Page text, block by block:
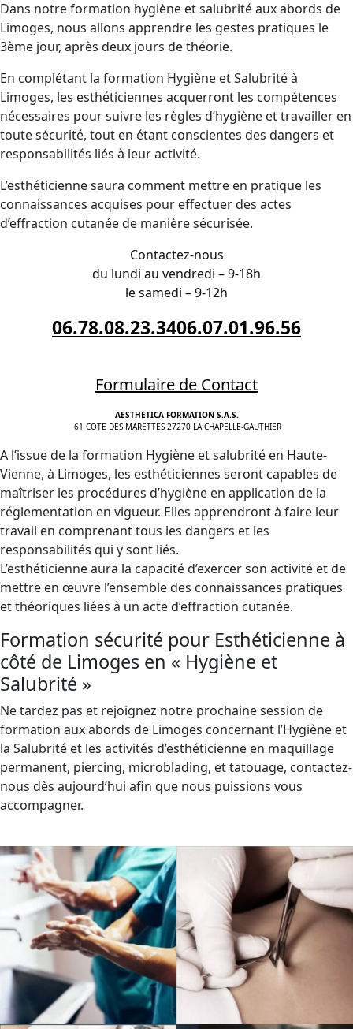
Dans notre formation hygiène et salubrité aux abords de
Limoges, nous allons apprendre les gestes pratiques le
3ème jour, après deux jours de théorie.
En complétant la formation Hygiène et Salubrité à
Limoges, les esthéticiennes acquerront les compétences
nécessaires pour suivre les règles d’hygiène et travailler en
toute sécurité, tout en étant conscientes des dangers et
responsabilités liés à leur activité.
L’esthéticienne saura comment mettre en pratique les
connaissances acquises pour effectuer des actes
d’effraction cutanée de manière sécurisée.
Contactez-nous
du lundi au vendredi – 9-18h
le samedi – 9-12h
06.78.08.23.3406.07.01.96.56
Formulaire de Contact
AESTHETICA FORMATION S.A.S.
61 COTE DES MARETTES 27270 LA CHAPELLE-GAUTHIER
A l’issue de la formation Hygiène et salubrité en Haute-
Vienne, à Limoges, les esthéticiennes seront capables de
maîtriser les procédures d’hygiène en application de la
réglementation en vigueur. Elles apprendront à faire leur
travail en comprenant tous les dangers et les
responsabilités qui y sont liés.
L’esthéticienne aura la capacité d’exercer son activité et de
mettre en œuvre l’ensemble des connaissances pratiques
et théoriques liées à un acte d’effraction cutanée.
Formation sécurité pour Esthéticienne à
côté de Limoges en « Hygiène et
Salubrité »
Ne tardez pas et rejoignez notre prochaine session de
formation aux abords de Limoges concernant l’Hygiène et
la Salubrité et les activités d’esthéticienne en maquillage
permanent, piercing, microblading, et tatouage, contactez-
nous dès aujourd’hui afin que nous puissions vous
accompagner.